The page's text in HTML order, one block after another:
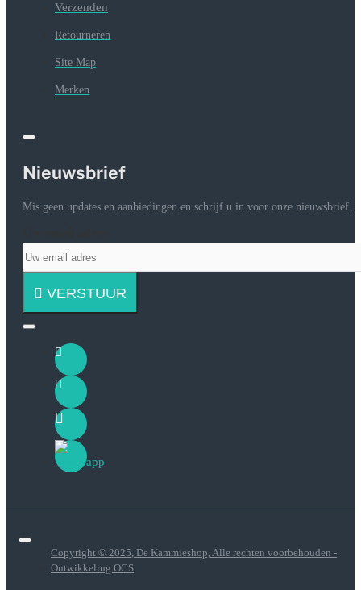
Verzenden
Retourneren
Site Map
Merken
Nieuwsbrief
Mis geen updates en aanbiedingen en schrijf u in voor onze nieuwsbrief.
VERSTUUR
Copyright © 2025, De Kammieshop, Alle rechten voorbehouden -
Ontwikkeling OCS